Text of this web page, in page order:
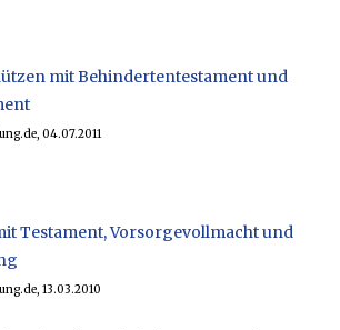
mit Behindertentestament und
04.07.2011
Testament, Vorsorgevollmacht und
13.03.2010